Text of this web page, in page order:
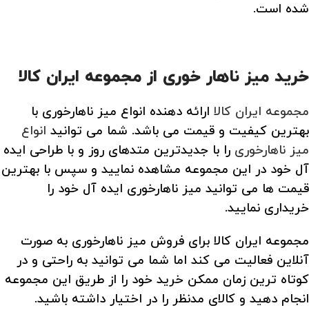
شده است.
خرید میز ناهار خوری از مجموعه ایران کالا
مجموعه ایران کالا ارائه دهنده انواع میز ناهارخوری با
بهترین کیفیت و قیمت می باشد. شما می توانید انواع
میز ناهارخوری را با جدیدترین متدهای روز و با طراحی ایده
آل خود در این مجموعه مشاهده نمایید و سپس با بهترین
قیمت ها می توانید میز ناهارخوری ایده آل خود را
خریداری نمایید.
مجموعه ایران کالا برای فروش میز ناهارخوری به صورت
آنلاین فعالیت می کند اما شما می توانید به راحتی و در
کوتاه ترین زمان ممکن خرید خود را از طریق این مجموعه
انجام دهید و کالای مدنظر را در اختیار داشته باشید.